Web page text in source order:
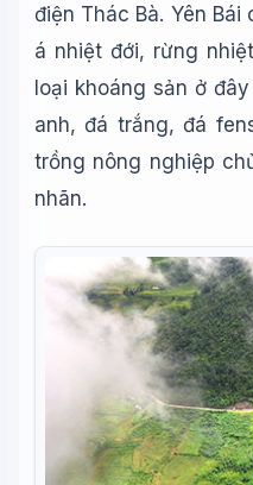
điện Thác Bà. Yên
á nhiệt đới, rừng
loại khoáng sản ở
anh, đá trắng, đá
trồng nông nghiệp
nhãn.